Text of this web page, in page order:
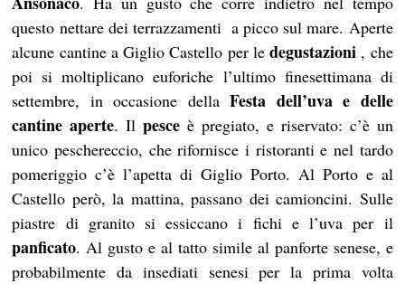
questo nettare dei terrazzamenti a picco sul mare. Aperte
alcune cantine a Giglio Castello per ledegustazioni , che
poi si moltiplicano euforiche l’ultimo finesettimana di
settembre, in occasione dellaFesta dell’uva e delle
cantine aperte. Ilpesce è pregiato, e riservato: c’è un
unico peschereccio, che rifornisce i ristoranti e nel tardo
pomeriggio c’è l’apetta di Giglio Porto. Al Porto e al
Castello però, la mattina, passano dei camioncini. Sulle
piastre di granito si essiccano i fichi e l’uva per il
panficato. Al gusto e al tatto simile al panforte senese, e
probabilmente da insediati senesi per la prima volta